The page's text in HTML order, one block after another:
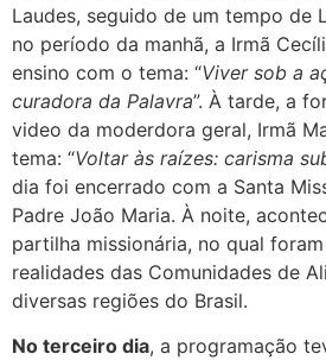
Laudes, seguido de um tempo de
no período da manhã, a Irmã
ensino com o tema: “Viver sob a
curadora da Palavra”. À tarde, a
video da moderdora geral, Irmã
tema: “Voltar às raízes: carisma
dia foi encerrado com a Santa
Padre João Maria. À noite,
partilha missionária, no qual
realidades das Comunidades de
diversas regiões do Brasil.
No terceiro dia, a programação